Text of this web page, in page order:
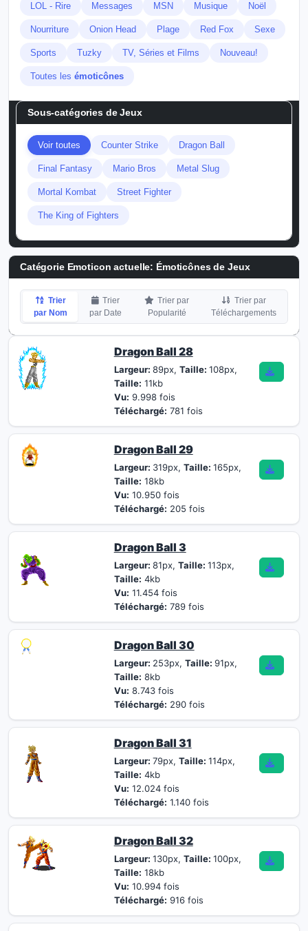
LOL - Rire Messages MSN Musique Noël
Nourriture Onion Head Plage Red Fox Sexe
Sports Tuzky TV, Séries et Films Nouveau!
Toutes les émoticônes
Sous-catégories deJeux
Voir toutes Counter Strike Dragon Ball
Final Fantasy Mario Bros Metal Slug
Mortal Kombat Street Fighter
The King of Fighters
Catégorie Emoticon actuelle: Émoticônes de Jeux
Trier
par Nom
Trier
par Date
Trier par
Popularité
Trier par
Téléchargements
Dragon Ball 28
Largeur: 89px, Taille: 108px,
Taille: 11kb
Vu: 9.998 fois
Téléchargé: 781 fois
Dragon Ball 29
Largeur: 319px, Taille: 165px,
Taille: 18kb
Vu: 10.950 fois
Téléchargé: 205 fois
Dragon Ball 3
Largeur: 81px, Taille: 113px,
Taille: 4kb
Vu: 11.454 fois
Téléchargé: 789 fois
Dragon Ball 30
Largeur: 253px, Taille: 91px,
Taille: 8kb
Vu: 8.743 fois
Téléchargé: 290 fois
Dragon Ball 31
Largeur: 79px, Taille: 114px,
Taille: 4kb
Vu: 12.024 fois
Téléchargé: 1.140 fois
Dragon Ball 32
Largeur: 130px, Taille: 100px,
Taille: 18kb
Vu: 10.994 fois
Téléchargé: 916 fois